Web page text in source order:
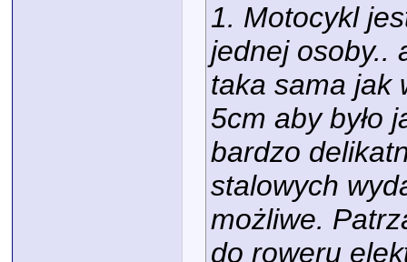
1. Motocykl
jednej osoby..
taka sama jak
5cm aby było
bardzo
stalowych
możliwe.
do roweru